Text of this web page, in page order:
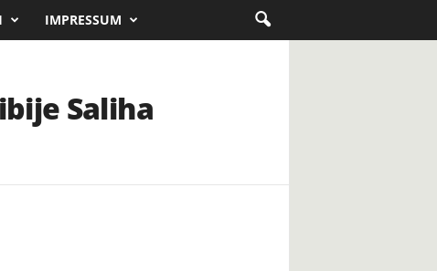
IMPRESSUM
Saliha